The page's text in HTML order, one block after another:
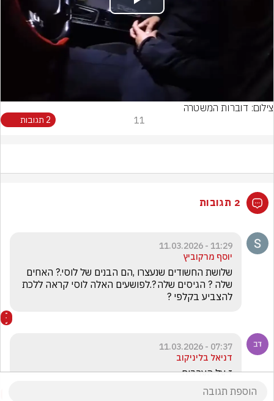
Play
Video
צילום: דוברות המשטרה
11 2 תגובות
2 תגובות
11:29 - 11.03.2026
יוסף מרקוביץ
להצביע בקלפי ?
07:37 - 11.03.2026
דניאל בליניקוב
ז על הערבים